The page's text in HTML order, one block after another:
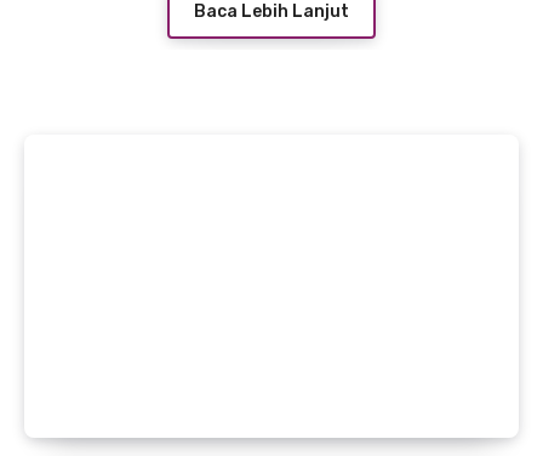
Baca Lebih Lanjut